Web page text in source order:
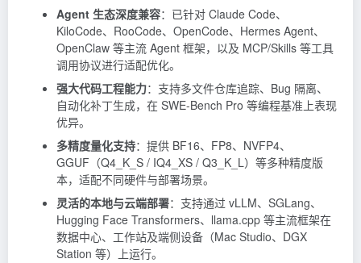
Agent 生态深度兼容：已针对 Claude Code、
KiloCode、RooCode、OpenCode、Hermes Agent、
OpenClaw 等主流 Agent 框架，以及 MCP/Skills 等工具
调用协议进行适配优化。
强大代码工程能力：支持多文件仓库追踪、Bug 隔离、
自动化补丁生成，在 SWE-Bench Pro 等编程基准上表现
优异。
多精度量化支持：提供 BF16、FP8、NVFP4、
GGUF（Q4_K_S / IQ4_XS / Q3_K_L）等多种精度版
本，适配不同硬件与部署场景。
灵活的本地与云端部署：支持通过 vLLM、SGLang、
Hugging Face Transformers、llama.cpp 等主流框架在
数据中心、工作站及端侧设备（Mac Studio、DGX
Station 等）上运行。